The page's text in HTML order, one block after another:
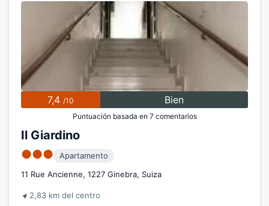
7,4 /10 Bien
Puntuación basada en 7 comentarios
Il Giardino
●●●
Apartamento
11 Rue Ancienne, 1227 Ginebra, Suiza
2,83 km del centro